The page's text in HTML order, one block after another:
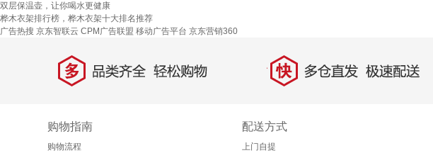
双层保温壶，让你喝水更健康
桦木衣架排行榜，桦木衣架十大排名推荐
广告热搜 京东智联云 CPM广告联盟 移动广告平台 京东营销360
多 品类齐全，轻松购物 快 多仓直发，极速配送
购物指南
购物流程
配送方式
上门自提